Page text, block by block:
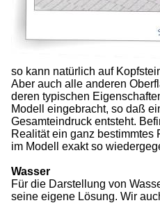
so kann natürlich auf
Aber auch alle anderen
deren typischen
Modell eingebracht, so daß
Gesamteindruck entsteht.
Realität ein ganz bestimmtes
im Modell exakt so
Wasser
Für die Darstellung von
seine eigene Lösung. Wir